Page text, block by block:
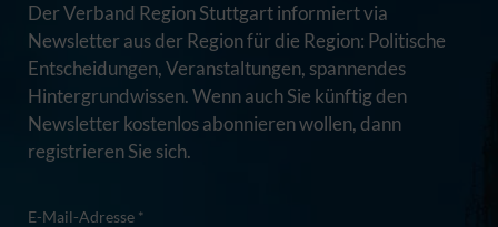
Der Verband Region Stuttgart informiert via
Newsletter aus der Region für die Region: Politische
Entscheidungen, Veranstaltungen, spannendes
Hintergrundwissen. Wenn auch Sie künftig den
Newsletter kostenlos abonnieren wollen, dann
registrieren Sie sich.
E-Mail-Adresse *